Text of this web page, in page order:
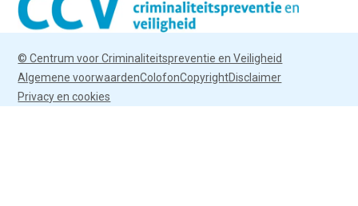
© Centrum voor Criminaliteitspreventie en Veiligheid
Algemene voorwaardenColofonCopyrightDisclaimer
Privacy en cookies